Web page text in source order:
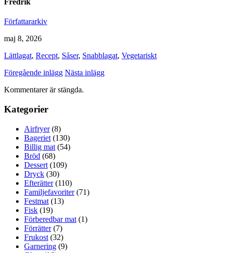
Fredrik
Författararkiv
maj 8, 2026
Lättlagat, Recept, Såser, Snabblagat, Vegetariskt
Föregående inlägg Nästa inlägg
Kommentarer är stängda.
Kategorier
Airfryer(8)
Bageriet (130)
Billig mat (54)
Bröd (68)
Dessert (109)
Dryck (30)
Efterätter(110)
Familjefavoriter(71)
Festmat (13)
Fisk (19)
Förberedbar mat (1)
Förrätter(7)
Frukost (32)
Garnering (9)